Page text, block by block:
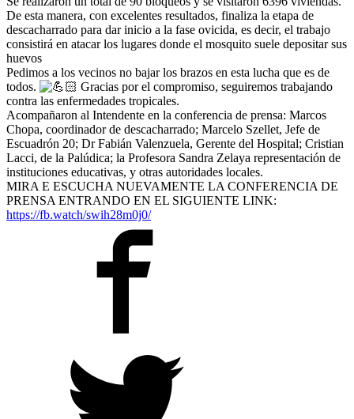
De esta manera, con excelentes resultados, finaliza la etapa de
descacharrado para dar inicio a la fase ovicida, es decir, el trabajo
consistirá en atacar los lugares donde el mosquito suele depositar sus
huevos
Pedimos a los vecinos no bajar los brazos en esta lucha que es de
todos.
Gracias por el compromiso, seguiremos trabajando
contra las enfermedades tropicales.
Acompañaron al Intendente en la conferencia de prensa: Marcos
Chopa, coordinador de descacharrado; Marcelo Szellet, Jefe de
Escuadrón 20; Dr Fabián Valenzuela, Gerente del Hospital; Cristian
Lacci, de la Palúdica; la Profesora Sandra Zelaya representación de
instituciones educativas, y otras autoridades locales.
MIRA E ESCUCHA NUEVAMENTE LA CONFERENCIA DE
PRENSA ENTRANDO EN EL SIGUIENTE LINK:
https://fb.watch/swih28m0j0/